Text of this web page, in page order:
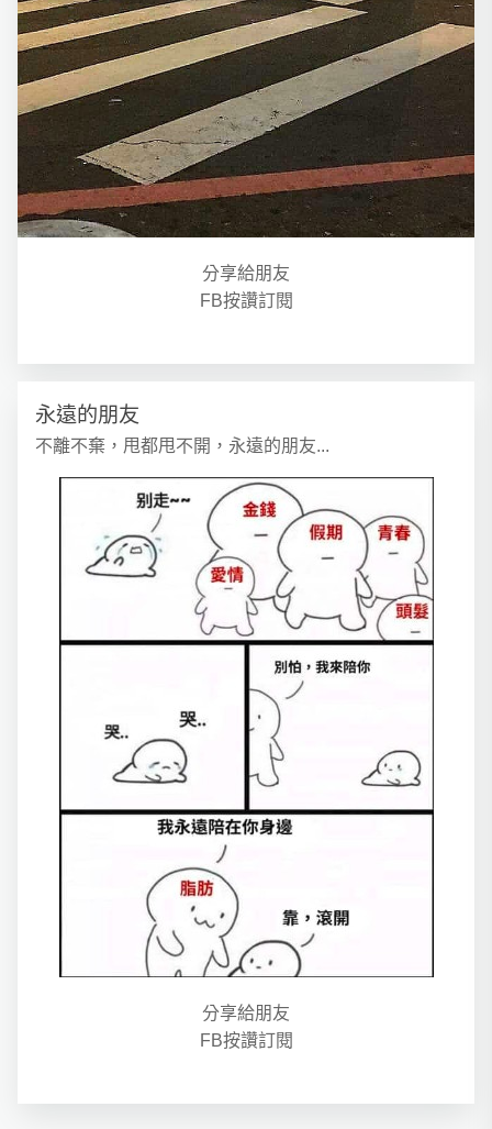
分享給朋友
FB按讚訂閱
永遠的朋友
不離不棄，甩都甩不開，永遠的朋友...
分享給朋友
FB按讚訂閱